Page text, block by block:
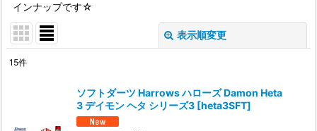
インナップです☆
表示順変更
15件
ソフトダーツ Harrows ハローズ Damon Heta
3 デイモン ヘタ シリーズ3 [heta3SFT]